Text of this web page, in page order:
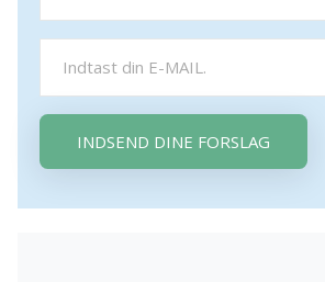
INDSEND DINE FORSLAG